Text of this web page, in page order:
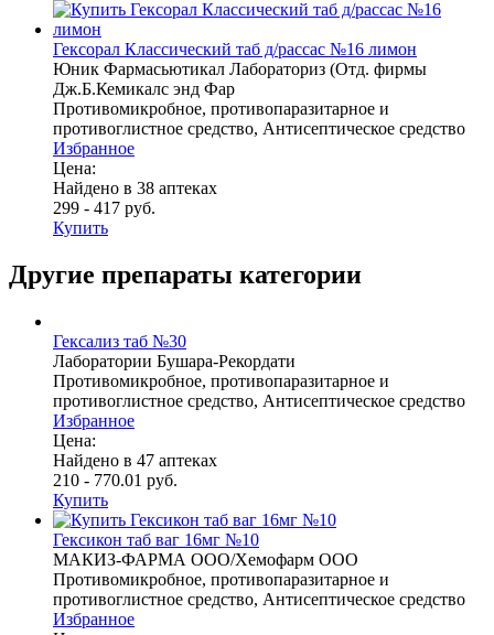
Гексорал Классический таб д/рассас №16 лимон
Юник Фармасьютикал Лабораториз (Отд. фирмы
Дж.Б.Кемикалс энд Фар
Противомикробное, противопаразитарное и
противоглистное средство, Антисептическое средство
Избранное
Цена:
Найдено в 38 аптеках
299 - 417 руб.
Купить
Другие препараты категории
Гексализ таб №30
Лаборатории Бушара-Рекордати
Противомикробное, противопаразитарное и
противоглистное средство, Антисептическое средство
Избранное
Цена:
Найдено в 47 аптеках
210 - 770.01 руб.
Купить
Гексикон таб ваг 16мг №10
МАКИЗ-ФАРМА ООО/Хемофарм ООО
Противомикробное, противопаразитарное и
противоглистное средство, Антисептическое средство
Избранное